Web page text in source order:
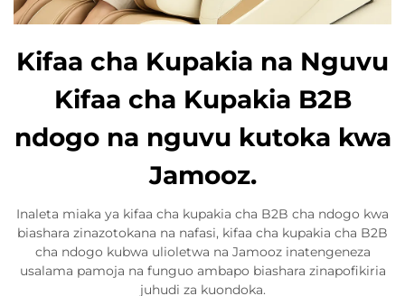
Kifaa cha Kupakia na Nguvu
Kifaa cha Kupakia B2B
ndogo na nguvu kutoka kwa
Jamooz.
Inaleta miaka ya kifaa cha kupakia cha B2B cha ndogo kwa
biashara zinazotokana na nafasi, kifaa cha kupakia cha B2B
cha ndogo kubwa ulioletwa na Jamooz inatengeneza
usalama pamoja na funguo ambapo biashara zinapofikiria
juhudi za kuondoka.